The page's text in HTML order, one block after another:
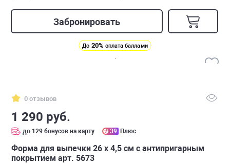
Забронировать
До 20% оплата баллами
0 отзывов
1 290 руб.
до 129 бонусов на карту 39 Плюс
Форма для выпечки 26 х 4,5 см с антипригарным
покрытием арт. 5673